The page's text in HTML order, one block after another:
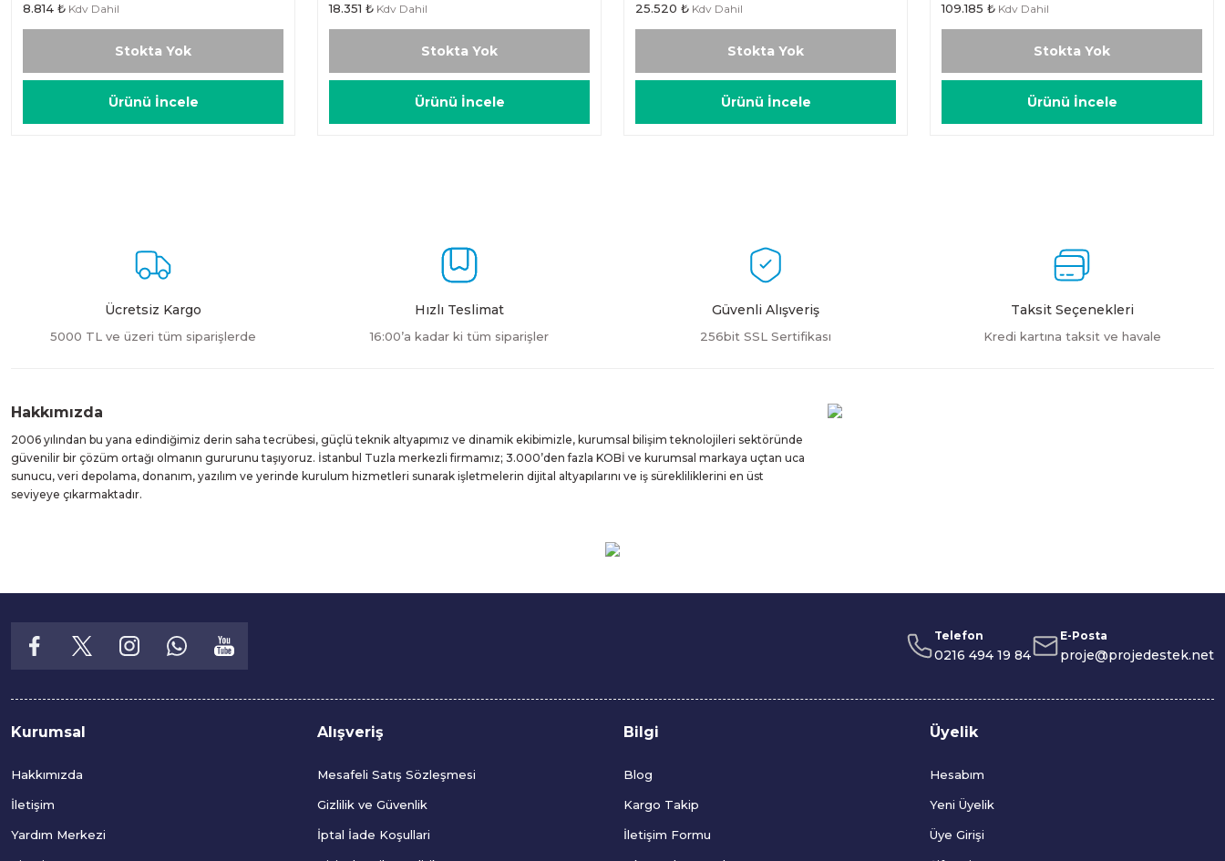
8.814 ₺ Kdv Dahil
Stokta Yok
Ürünü İncele
18.351 ₺ Kdv Dahil
Stokta Yok
Ürünü İncele
25.520 ₺ Kdv Dahil
Stokta Yok
Ürünü İncele
109.185 ₺ Kdv Dahil
Stokta Yok
Ürünü İncele
Ücretsiz Kargo
5000 TL ve üzeri tüm siparişlerde
Hızlı Teslimat
16:00’a kadar ki tüm siparişler
Güvenli Alışveriş
256bit SSL Sertifikası
Taksit Seçenekleri
Kredi kartına taksit ve havale
Hakkımızda
2006 yılından bu yana edindiğimiz derin saha tecrübesi, güçlü teknik altyapımız ve dinamik ekibimizle, kurumsal bilişim teknolojileri sektöründe
güvenilir bir çözüm ortağı olmanın gururunu taşıyoruz. İstanbul Tuzla merkezli firmamız; 3.000’den fazla KOBİ ve kurumsal markaya uçtan uca
sunucu, veri depolama, donanım, yazılım ve yerinde kurulum hizmetleri sunarak işletmelerin dijital altyapılarını ve iş sürekliliklerini en üst
seviyeye çıkarmaktadır.
Telefon
0216 494 19 84
E-Posta
proje@projedestek.net
Kurumsal
Hakkımızda
İletişim
Yardım Merkezi
Alışveriş
Mesafeli Satış Sözleşmesi
Gizlilik ve Güvenlik
İptal İade Koşullari
Bilgi
Blog
Kargo Takip
İletişim Formu
Üyelik
Hesabım
Yeni Üyelik
Üye Girişi